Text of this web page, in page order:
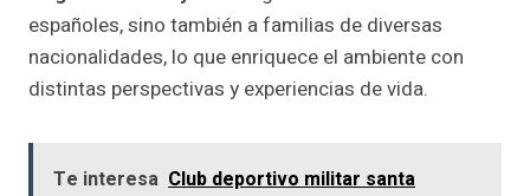
españoles, sino también a familias de diversas
nacionalidades, lo que enriquece el ambiente con
distintas perspectivas y experiencias de vida.
Te interesa Club deportivo militar santa